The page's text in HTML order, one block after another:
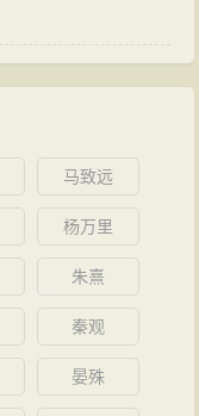
马致远
杨万里
朱熹
秦观
晏殊